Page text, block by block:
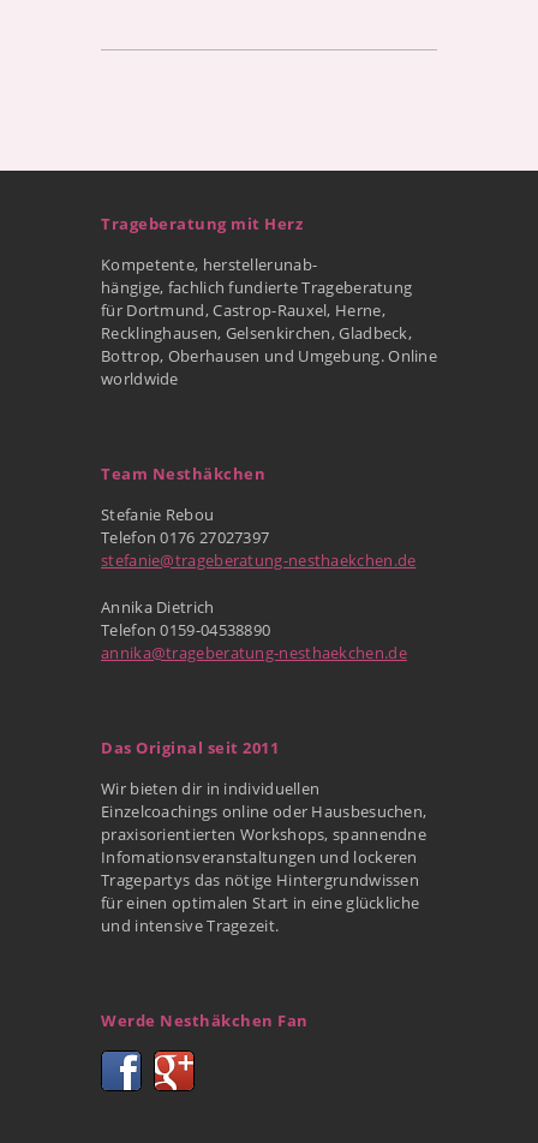
Trageberatung mit Herz
Kompetente, herstellerunab-
hängige, fachlich fundierte Trageberatung
für Dortmund, Castrop-Rauxel, Herne,
Recklinghausen, Gelsenkirchen, Gladbeck,
Bottrop, Oberhausen und Umgebung. Online
worldwide
Team Nesthäkchen
Stefanie Rebou
Telefon 0176 27027397
stefanie@trageberatung-nesthaekchen.de
Annika Dietrich
Telefon 0159-04538890
annika@trageberatung-nesthaekchen.de
Das Original seit 2011
Wir bieten dir in individuellen
Einzelcoachings online oder Hausbesuchen,
praxisorientierten Workshops, spannendne
Infomationsveranstaltungen und lockeren
Tragepartys das nötige Hintergrundwissen
für einen optimalen Start in eine glückliche
und intensive Tragezeit.
Werde Nesthäkchen Fan